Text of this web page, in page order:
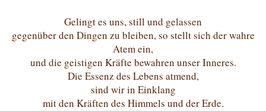
Gelingt es uns, still und gelassen
gegenüber den Dingen zu bleiben, so stellt sich der wahre
Atem ein,
und die geistigen Kräfte bewahren unser Inneres.
Die Essenz des Lebens atmend,
sind wir in Einklang
mit den Kräften des Himmels und der Erde.